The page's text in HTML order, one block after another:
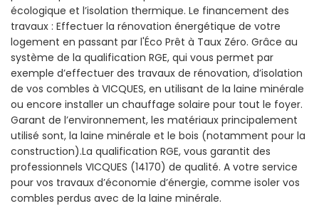
écologique et l’isolation thermique. Le financement des
travaux : Effectuer la rénovation énergétique de votre
logement en passant par l'Éco Prêt à Taux Zéro. Grâce au
système de la qualification RGE, qui vous permet par
exemple d’effectuer des travaux de rénovation, d’isolation
de vos combles à VICQUES, en utilisant de la laine minérale
ou encore installer un chauffage solaire pour tout le foyer.
Garant de l’environnement, les matériaux principalement
utilisé sont, la laine minérale et le bois (notamment pour la
construction).La qualification RGE, vous garantit des
professionnels VICQUES (14170) de qualité. A votre service
pour vos travaux d’économie d’énergie, comme isoler vos
combles perdus avec de la laine minérale.